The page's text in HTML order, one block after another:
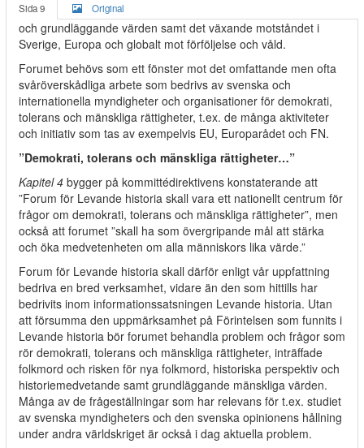
Sida 9 Original
och grundläggande värden samt det växande motståndet i
Sverige, Europa och globalt mot förföljelse och våld.
Forumet behövs som ett fönster mot det omfattande men ofta
svåröverskådliga arbete som bedrivs av svenska och
internationella myndigheter och organisationer för demokrati,
tolerans och mänskliga rättigheter, t.ex. de många aktiviteter
och initiativ som tas av exempelvis EU, Europarådet och FN.
”Demokrati, tolerans och mänskliga rättigheter…”
Kapitel 4 bygger på kommittédirektivens konstaterande att
”Forum för Levande historia skall vara ett nationellt centrum för
frågor om demokrati, tolerans och mänskliga rättigheter”, men
också att forumet ”skall ha som övergripande mål att stärka
och öka medvetenheten om alla människors lika värde.”
Forum för Levande historia skall därför enligt vår uppfattning
bedriva en bred verksamhet, vidare än den som hittills har
bedrivits inom informationssatsningen Levande historia. Utan
att försumma den uppmärksamhet på Förintelsen som funnits i
Levande historia bör forumet behandla problem och frågor som
rör demokrati, tolerans och mänskliga rättigheter, inträffade
folkmord och risken för nya folkmord, historiska perspektiv och
historiemedvetande samt grundläggande mänskliga värden.
Många av de frågeställningar som har relevans för t.ex. studiet
av svenska myndigheters och den svenska opinionens hållning
under andra världskriget är också i dag aktuella problem.